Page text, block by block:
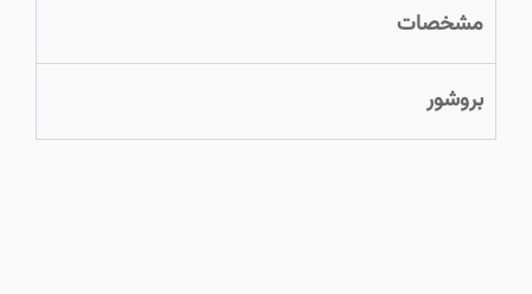
مشخصات
بروشور